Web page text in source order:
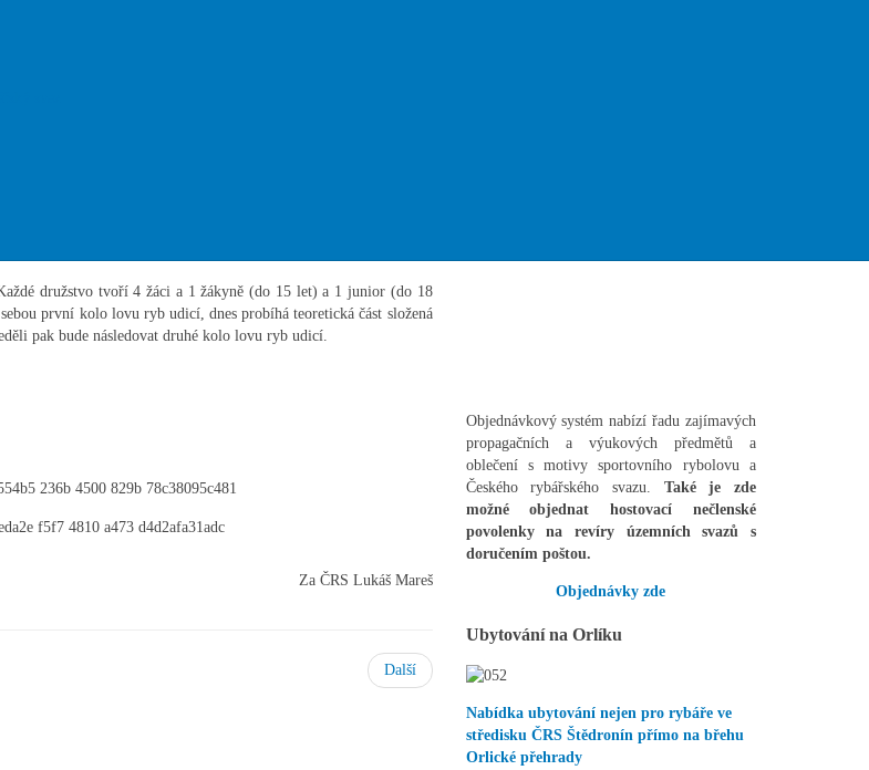
Čech zahájeno
Mach či předseda Odboru mládeže Republikové rady ČRS Jiří
družstvo tvoří 4 žáci a 1 žákyně (do 15 let) a 1 junior (do 18
první kolo lovu ryb udicí, dnes probíhá teoretická část složená
pak bude následovat druhé kolo lovu ryb udicí.
Za ČRS Lukáš Mareš
Další
Objednávkový systém nabízí řadu zajímavých
propagačních a výukových předmětů a
oblečení s motivy sportovního rybolovu a
Českého rybářského svazu. Také je zde
možné objednat hostovací nečlenské
povolenky na revíry územních svazů s
doručením poštou.
Objednávky zde
Ubytování na Orlíku
Nabídka ubytování nejen pro rybáře ve
středisku ČRS Štědronín přímo na břehu
Orlické přehrady